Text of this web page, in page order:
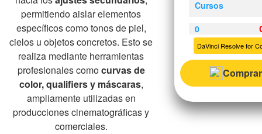
permitiendo aislar elementos
específicos como tonos de piel,
cielos u objetos concretos. Esto se
realiza mediante herramientas
profesionales comocurvas de
color, qualifiers y máscaras,
ampliamente utilizadas en
producciones cinematográficas y
comerciales.
Cursos
0
DaVinci Resolve for